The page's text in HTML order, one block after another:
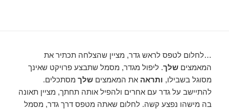
…לחלום לטפס לראש גדר, מציין שהצלחה תכתיר את
המאמציםשלך. ליפול מגדר, מסמל שתבצע פרויקט שאינך
מסוגל בשבילו, ותראה את המאמציםשלך מסתכלים.
להתיישב על גדר עם אחרים ולהפיל אותה תחתך, מציין תאונה
בה מישהו נפצע קשה. לחלום שאתה מטפס דרך גדר, מסמל